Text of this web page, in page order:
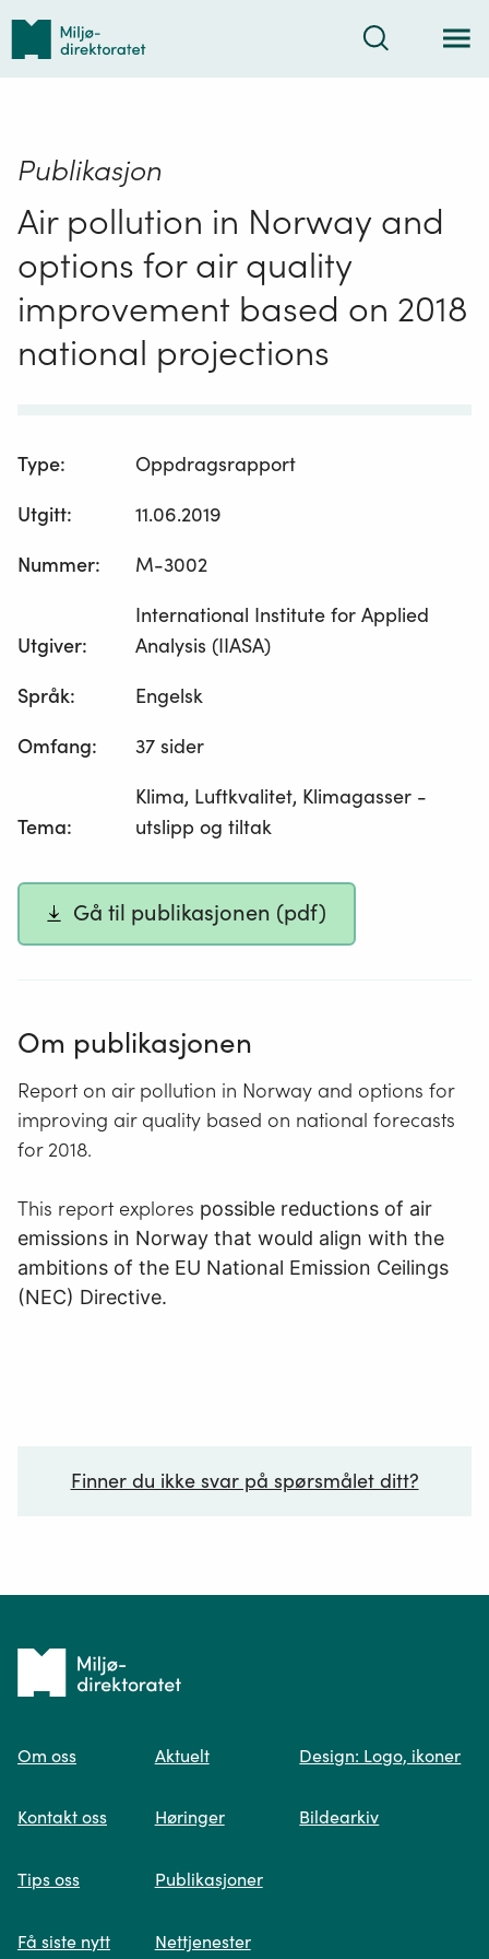
Tilbake
forsiden
Søk
Publikasjon
Air pollution in Norway and
options for air quality
improvement based on 2018
national projections
Type:
Oppdragsrapport
Utgitt:
11.06.2019
Nummer: M-3002
Utgiver:
International Institute for Applied
Analysis (IIASA)
Språk:
Engelsk
Omfang: 37 sider
Tema:
Klima, Luftkvalitet, Klimagasser -
utslipp og tiltak
Gå til publikasjonen (pdf)
Om publikasjonen
Report on air pollution in Norway and options for
improving air quality based on national forecasts
for 2018.
This report explores possible reductions of air
emissions in Norway that would align with the
ambitions of the EU National Emission Ceilings
(NEC) Directive.
Finner du ikke svar på spørsmålet ditt?
Spør oss
søk og viser deg vår mest relevante
Tilbake
forsiden
Om oss
Kontakt oss
Tips oss
Få siste nytt
Aktuelt
Høringer
Publikasjoner
Nettjenester
Design: Logo, ikoner
Bildearkiv